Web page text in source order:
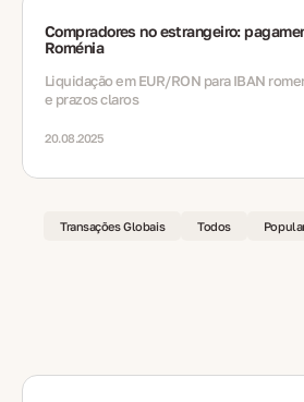
Compradores no estrangeiro:
Roménia
Liquidação em EUR/RON para IBAN
e prazos claros
20.08.2025
Transações Globais Todos